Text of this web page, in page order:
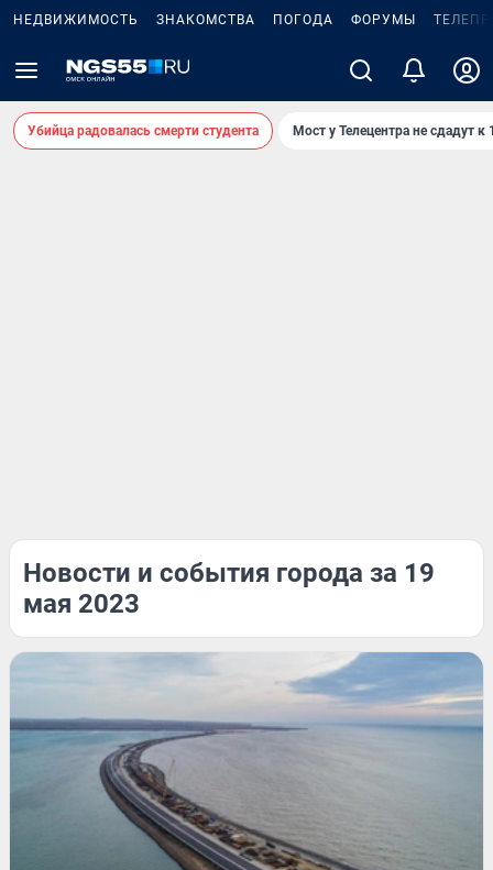
НЕДВИЖИМОСТЬ ЗНАКОМСТВА ПОГОДА ФОРУМЫ
Убийца радовалась смерти студента Мост у Телецентра не сдадут к
Новости и события города за 19
мая 2023